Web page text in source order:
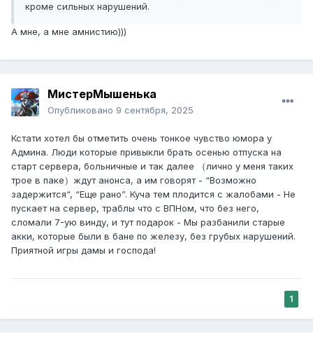
кроме сильных нарушений.
А мне, а мне амнистию)))
МистерМышенька
Опубликовано 9 сентября, 2025
Кстати хотел бы отметить очень тонкое чувство юмора у
Админа. Люди которые привыкли брать осенью отпуска на
старт сервера, больничные и так далее （лично у меня таких
трое в паке）ждут анонса, а им говорят - “Возможно
задержится“, “Еще рано”. Куча тем плодится с жалобами - Не
пускает на сервер, траблы что с ВПНом, что без него,
сломали 7-ую винду, и тут подарок - Мы разбанили старые
акки, которые были в бане по железу, без грубых нарушений.
Приятной игры дамы и господа!
1